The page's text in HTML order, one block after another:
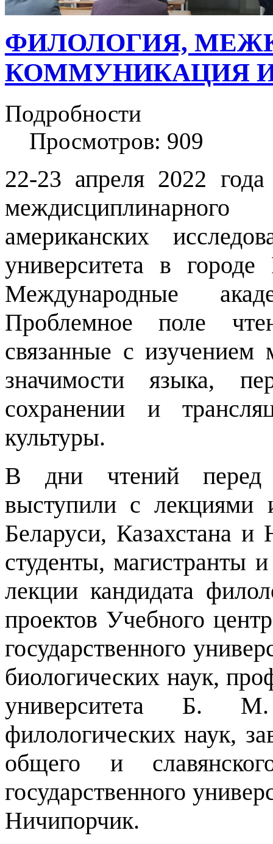
ФИЛОЛОГИЯ,
КОММУНИКАЦИЯ И
Подробности
Просмотров: 909
22-23 апреля 2022
американских
университета в
Международные
Проблемное поле
связанные с изучением
значимости языка,
сохранении и
культуры.
В дни чтений перед
выступили с лекциями
Беларуси, Казахстана
студенты,
лекции кандидата
проектов Учебного
государственного
биологических наук,
университета Б. М.
филологических наук,
общего и
государственного
Ничипорчик.